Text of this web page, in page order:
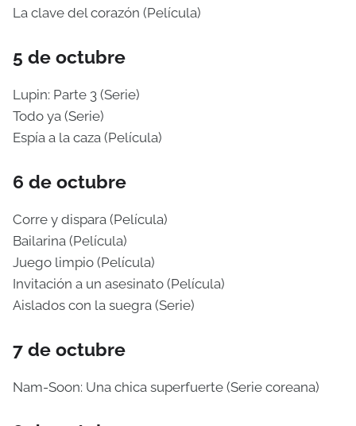
La clave del corazón (Película)
5 de octubre
Lupin: Parte 3 (Serie)
Todo ya (Serie)
Espía a la caza (Película)
6 de octubre
Corre y dispara (Película)
Bailarina (Película)
Juego limpio (Película)
Invitación a un asesinato (Película)
Aislados con la suegra (Serie)
7 de octubre
Nam-Soon: Una chica superfuerte (Serie coreana)